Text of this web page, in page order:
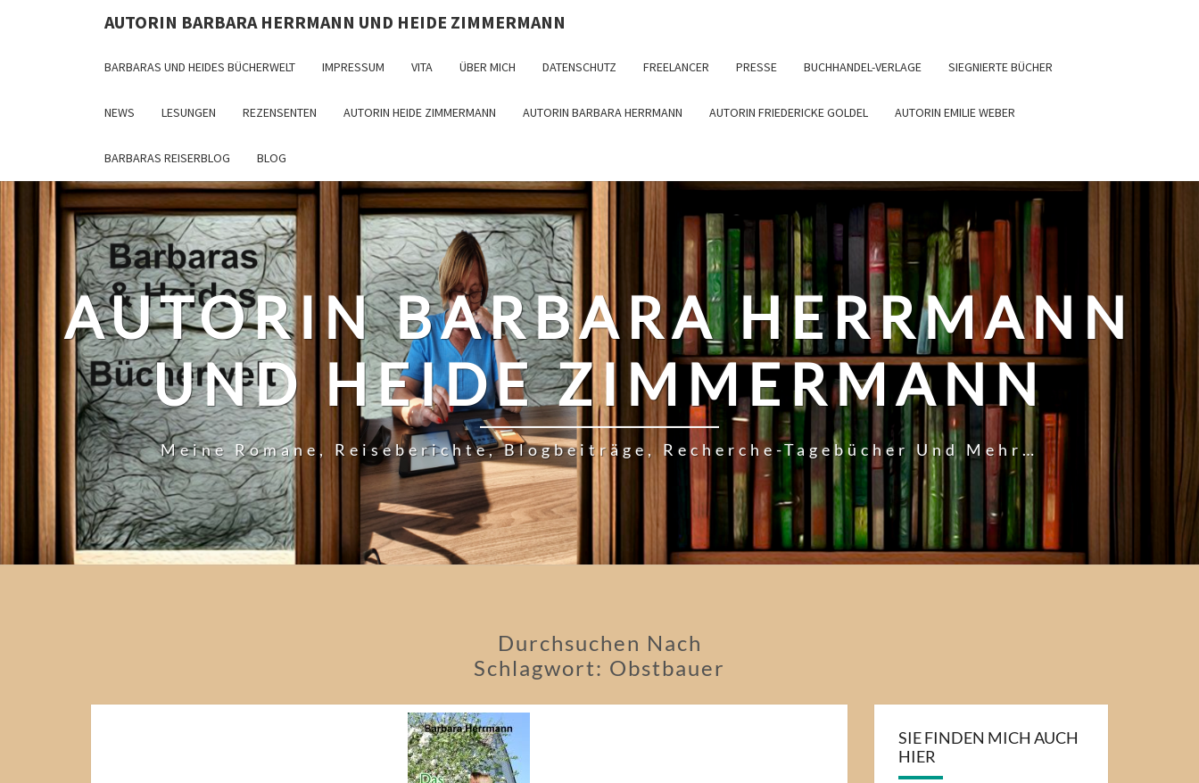
AUTORIN BARBARA HERRMANN UND HEIDE ZIMMERMANN
BARBARAS UND HEIDES BÜCHERWELT IMPRESSUM VITA ÜBER MICH DATENSCHUTZ FREELANCER PRESSE BUCHHANDEL-VERLAGE SIEGNIERTE BÜCHER
NEWS LESUNGEN REZENSENTEN AUTORIN HEIDE ZIMMERMANN AUTORIN BARBARA HERRMANN AUTORIN FRIEDERICKE GOLDEL AUTORIN EMILIE WEBER
BARBARAS REISERBLOG BLOG
AUTORIN BARBARA HERRMANN
UND HEIDE ZIMMERMANN
Meine Romane, Reiseberichte, Blogbeiträge, Recherche-Tagebücher Und Mehr…
Durchsuchen Nach
Schlagwort: Obstbauer
SIE FINDEN MICH AUCH
HIER